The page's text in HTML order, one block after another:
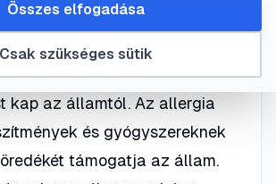
az egyre növekvő
egyre kevesebb
kap az államtól. Az allergia
és gyógyszereknek
támogatja az állam.
Csak szükséges sütik
Összes elfogadása